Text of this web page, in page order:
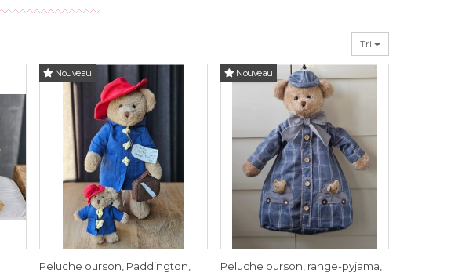
Tri
Nouveau
Peluche ourson, Paddington,
Nouveau
Peluche ourson, range-pyjama,